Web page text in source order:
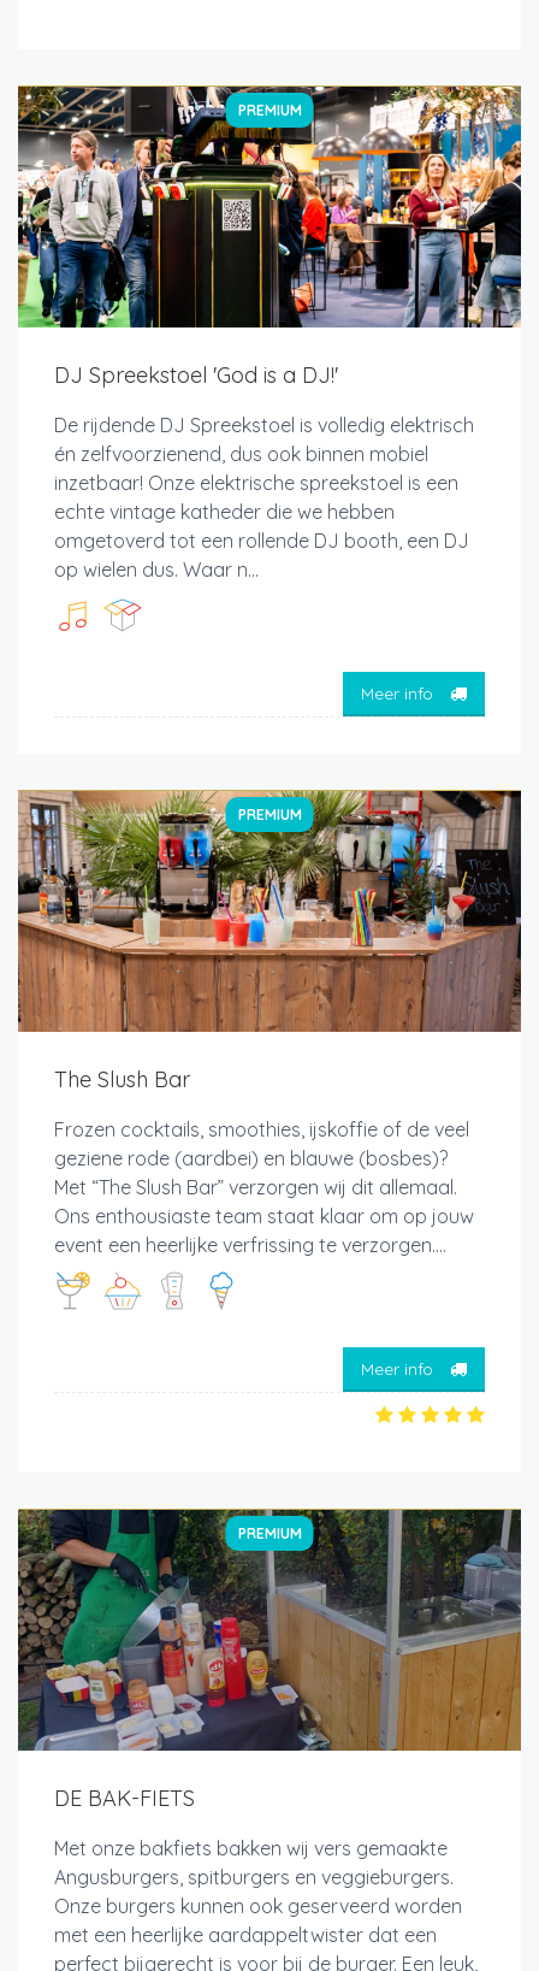
PREMIUM
DJ Spreekstoel 'God is a DJ!'
De rijdende DJ Spreekstoel is volledig elektrisch
én zelfvoorzienend, dus ook binnen mobiel
inzetbaar! Onze elektrische spreekstoel is een
echte vintage katheder die we hebben
omgetoverd tot een rollende DJ booth, een DJ
op wielen dus. Waar n...
Meer info
PREMIUM
The Slush Bar
Frozen cocktails, smoothies, ijskoffie of de veel
geziene rode (aardbei) en blauwe (bosbes)?
Met “The Slush Bar” verzorgen wij dit allemaal.
Ons enthousiaste team staat klaar om op jouw
event een heerlijke verfrissing te verzorgen....
Meer info
PREMIUM
DE BAK-FIETS
Met onze bakfiets bakken wij vers gemaakte
Angusburgers, spitburgers en veggieburgers.
Onze burgers kunnen ook geserveerd worden
met een heerlijke aardappeltwister dat een
perfect bijgerecht is voor bij de burger. Een leuk,